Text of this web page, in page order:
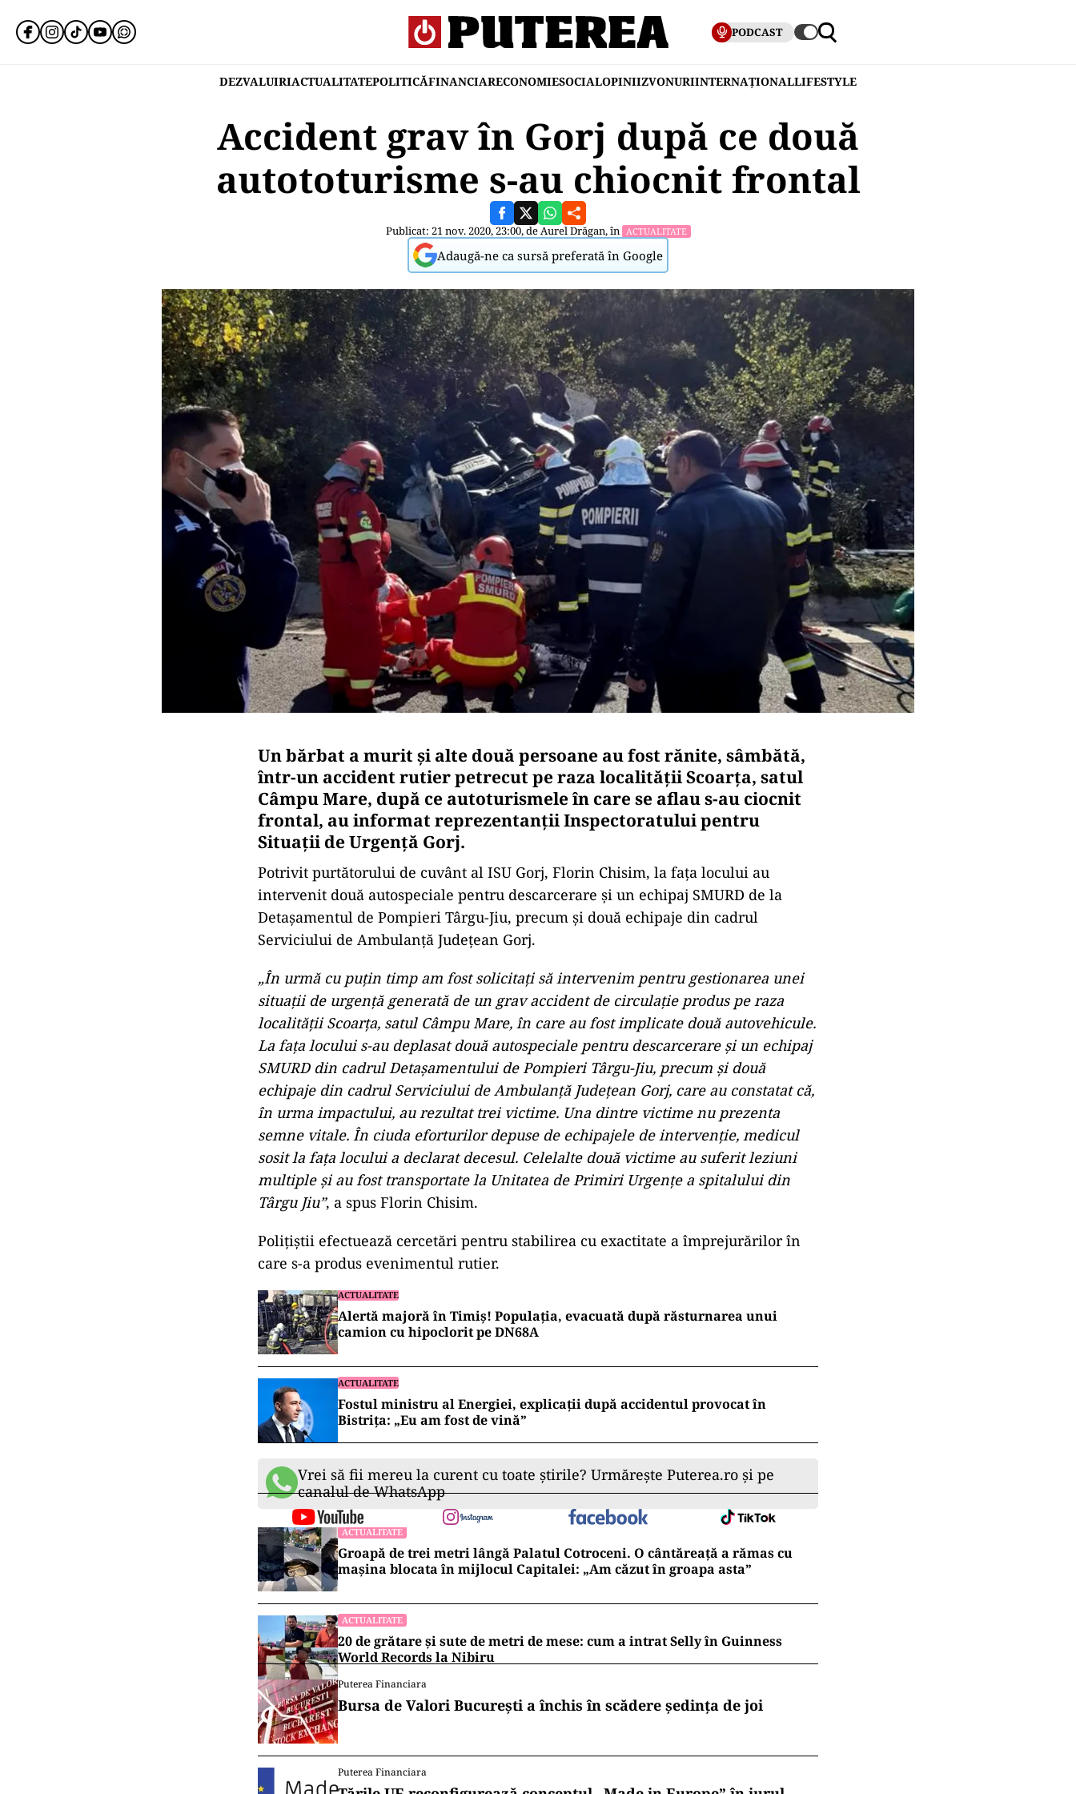
PODCAST
DEZVALUIRIACTUALITATEPOLITICĂFINANCIARECONOMIESOCIALOPINIIZVONURIINTERNAȚIONALLIFESTYLE
Accident grav în Gorj după ce două
autototurisme s-au chiocnit frontal
Publicat: 21 nov. 2020, 23:00, deAurel Drăgan, în ACTUALITATE
Adaugă-ne ca sursă preferată în Google
Un bărbat a murit şi alte două persoane au fost rănite, sâmbătă,
într-un accident rutier petrecut pe raza localităţii Scoarţa, satul
Câmpu Mare, după ce autoturismele în care se aflau s-au ciocnit
frontal, au informat reprezentanţii Inspectoratului pentru
Situaţii de Urgenţă Gorj.
Potrivit purtătorului de cuvânt al ISU Gorj, Florin Chisim, la faţa locului au
intervenit două autospeciale pentru descarcerare şi un echipaj SMURD de la
Detaşamentul de Pompieri Târgu-Jiu, precum şi două echipaje din cadrul
Serviciului de Ambulanţă Judeţean Gorj.
„În urmă cu puţin timp am fost solicitaţi să intervenim pentru gestionarea unei
situaţii de urgenţă generată de un grav accident de circulaţie produs pe raza
localităţii Scoarţa, satul Câmpu Mare, în care au fost implicate două autovehicule.
La faţa locului s-au deplasat două autospeciale pentru descarcerare şi un echipaj
SMURD din cadrul Detaşamentului de Pompieri Târgu-Jiu, precum şi două
echipaje din cadrul Serviciului de Ambulanţă Judeţean Gorj, care au constatat că,
în urma impactului, au rezultat trei victime. Una dintre victime nu prezenta
semne vitale. În ciuda eforturilor depuse de echipajele de intervenţie, medicul
sosit la faţa locului a declarat decesul. Celelalte două victime au suferit leziuni
multiple şi au fost transportate la Unitatea de Primiri Urgenţe a spitalului din
Târgu Jiu”, a spus Florin Chisim.
ad
Poliţiştii efectuează cercetări pentru stabilirea cu exactitate a împrejurărilor în
care s-a produs evenimentul rutier.
ACTUALITATE
camion cu hipoclorit pe DN68A
ACTUALITATE
Fostul ministru al Energiei, explicații după accidentul provocat în
Bistrița: „Eu am fost de vină”
Vrei să fii mereu la curent cu toate știrile? Urmărește Puterea.ro și pe
canalul de WhatsApp